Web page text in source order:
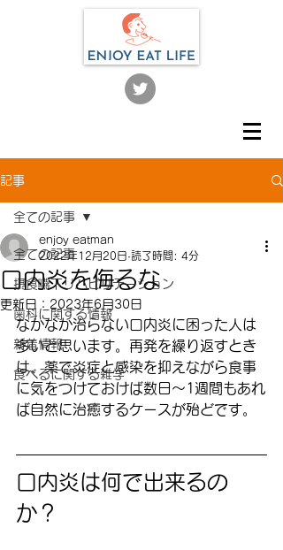
記事
全ての記事
摂食嚥下リハビリテーション
歯科に関する情報
新着情報
食べるに関する雑学
全ての記事
口内炎を侮るな
enjoy eatman
2022年12月20日 読了時間: 4分
更新日： 2023年6月30日
なかなか治らない口内炎に困った人は
多いと思います。再発を繰り返すとき
は、薬で炎症と感染を抑えながら食事
に気をつけておけば数日〜1週間もあれ
ば自然に治癒するケースが殆どです。
口内炎は何で出来るの
か？